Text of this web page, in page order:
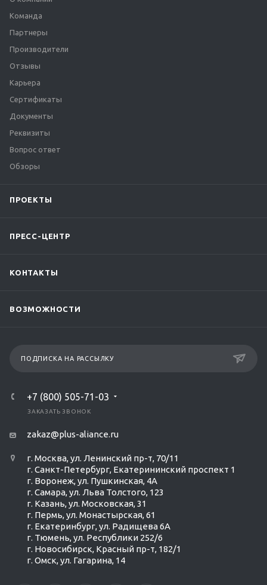
Команда
Партнеры
Производители
Отзывы
Карьера
Сертификаты
Документы
Реквизиты
Вопрос ответ
Обзоры
ПРОЕКТЫ
ПРЕСС-ЦЕНТР
КОНТАКТЫ
ВОЗМОЖНОСТИ
ПОДПИСКА НА РАССЫЛКУ
+7 (800) 505-71-03
ЗАКАЗАТЬ ЗВОНОК
zakaz@plus-aliance.ru
г. Москва, ул. Ленинский пр-т, 70/11
г. Санкт-Петербург, Екатерининский проспект 1
г. Воронеж, ул. Пушкинская, 4А
г. Самара, ул. Льва Толстого, 123
г. Казань, ул. Московская, 31
г. Пермь, ул. Монастырская, 61
г. Екатеринбург, ул. Радищева 6А
г. Тюмень, ул. Республики 252/6
г. Новосибирск, Красный пр-т, 182/1
г. Омск, ул. ​Гагарина, 14